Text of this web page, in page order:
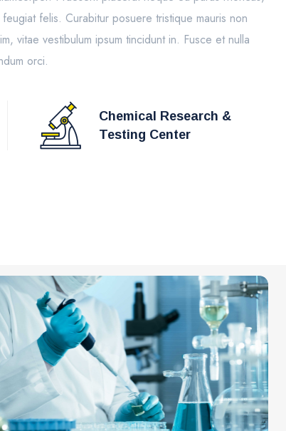
felis. Curabitur posuere tristique mauris non
vitae vestibulum ipsum tincidunt in. Fusce et nulla
orci.
Chemical Research &
Testing Center